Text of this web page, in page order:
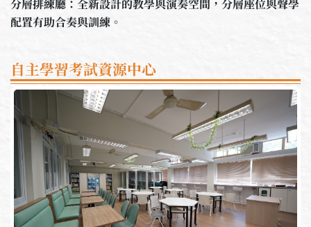
分層排練廳：全新設計的教學與演奏空間，分層座位與聲學
配置有助合奏與訓練。
自主學習考試資源中心